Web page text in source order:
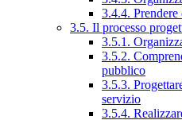
3.4.4. Prendere
3.5. Il processo
3.5.1.
3.5.2.
pubblico
3.5.3.
servizio
3.5.4.